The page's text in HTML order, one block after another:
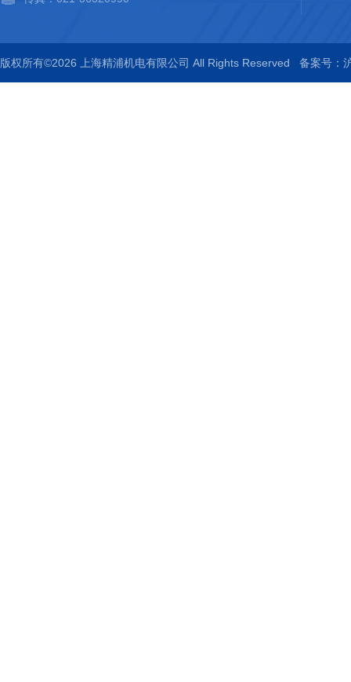
版权所有©2026 上海精浦机电有限公司 All Rights Reserved 备案号：